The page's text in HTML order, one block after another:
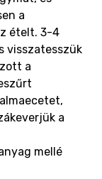
a
ételt. 3-4
visszatesszük
a
a
mellé